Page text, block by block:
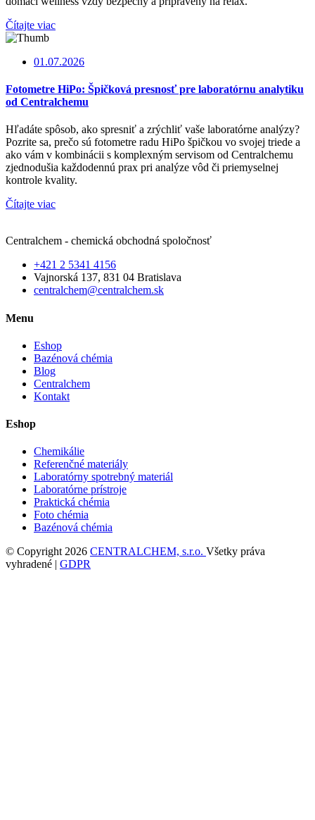
Čítajte viac
01.07.2026
Fotometre HiPo: Špičková presnosť pre laboratórnu analytiku
od Centralchemu
Hľadáte spôsob, ako spresniť a zrýchliť vaše laboratórne analýzy?
Pozrite sa, prečo sú fotometre radu HiPo špičkou vo svojej triede a
ako vám v kombinácii s komplexným servisom od Centralchemu
zjednodušia každodennú prax pri analýze vôd či priemyselnej
kontrole kvality.
Čítajte viac
Centralchem - chemická obchodná spoločnosť
+421 2 5341 4156
Vajnorská 137, 831 04 Bratislava
centralchem@centralchem.sk
Menu
Eshop
Bazénová chémia
Blog
Centralchem
Kontakt
Eshop
Chemikálie
Referenčné materiály
Laboratórny spotrebný materiál
Laboratórne prístroje
Praktická chémia
Foto chémia
Bazénová chémia
© Copyright 2026 CENTRALCHEM, s.r.o. Všetky práva
vyhradené | GDPR